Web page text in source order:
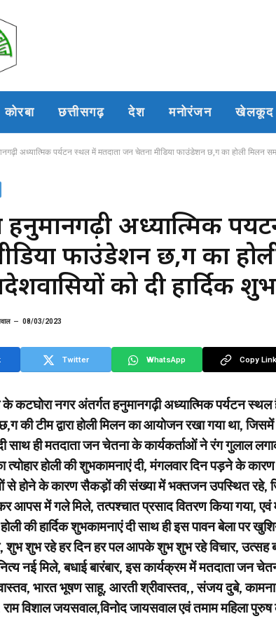
कोरबा छत्तीसगढ़ देश मनोरंजन खेलकूद
अध्यात्मिक पर्यटन स्थल में मतदाता जन चेतना मीडिया फाउंडेशन छ,ग का होली मिलन
हनुमानगढ़ी अध्यात्मिक
फाउंडेशन छ,ग का
को दी हार्दिक
08/03/2023
Twitter WhatsApp Copy Link
के कटघोरा नगर अंतर्गत हनुमानगढ़ी अध्यात्मिक पर्यटन स्थल
की टीम द्वारा होली मिलन का आयोजन रखा गया था,
साथ ही मतदाता जन चेतना के कार्यकर्ताओं ने रंग गुलाल
त्योहार होली की शुभकामनाएं दी, मंगलवार दिन पड़ने के
से होने के कारण सैकड़ों की संख्या में भक्तजन उपस्थित
आपस में गले मिले, तत्पश्चात प्रसाद वितरण किया गया,
होली की हार्दिक शुभकामनाएं दी साथ ही इस पावन बेला पर
शुभ शुभ रहे हर दिन हर पल आपके शुभ शुभ रहे विचार, उत्सह
नई मिले, बधाई बारंबार, इस कार्यक्रम में मतदाता जन
भारत भूषण साहू, आरती श्रीवास्तव,, संजय दुबे,
विशाल जयसवाल,विनोद जायसवाल एवं तमाम महिला पुरुष